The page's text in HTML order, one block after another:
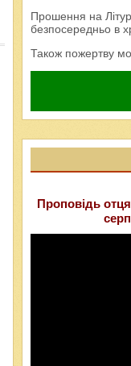
Прошення на
безпосередньо в
Також пожертву
Проповідь